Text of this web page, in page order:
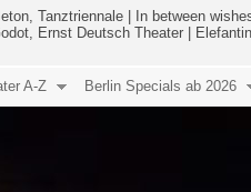
Tanztriennale
In between
Ernst Deutsch Theater
A-Z Berlin Specials ab 2026